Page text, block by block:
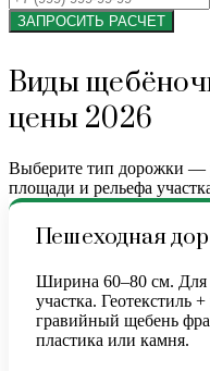
ЗАПРОСИТЬ РАСЧЕТ
Виды
цены 2026
Выберите тип дорожки —
площади и рельефа
Пешеходная
Ширина 60–80 см. Для
участка. Геотекстиль
гравийный щебень
пластика или камня.